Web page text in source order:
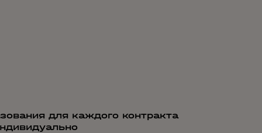
для каждого контракта